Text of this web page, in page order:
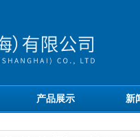
产品展示 新